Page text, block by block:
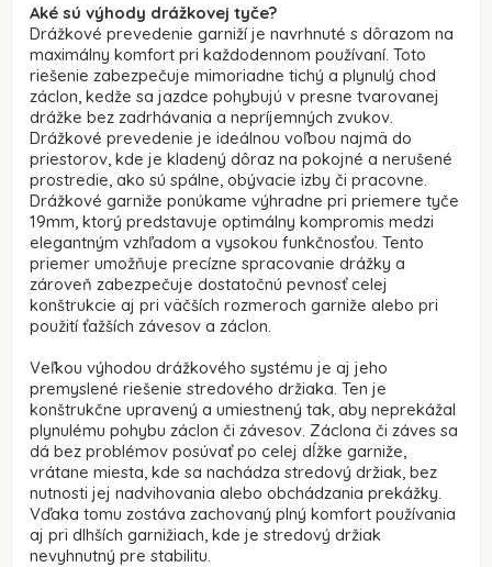
Aké sú výhody drážkovej tyče?
Drážkové prevedenie garniží je navrhnuté s dôrazom na
maximálny komfort pri každodennom používaní. Toto
riešenie zabezpečuje mimoriadne tichý a plynulý chod
záclon, kedže sa jazdce pohybujú v presne tvarovanej
drážke bez zadrhávania a nepríjemných zvukov.
Drážkové prevedenie je ideálnou voľbou najmä do
priestorov, kde je kladený dôraz na pokojné a nerušené
prostredie, ako sú spálne, obývacie izby či pracovne.
Drážkové garniže ponúkame výhradne pri priemere tyče
19mm, ktorý predstavuje optimálny kompromis medzi
elegantným vzhľadom a vysokou funkčnosťou. Tento
priemer umožňuje precízne spracovanie drážky a
zároveň zabezpečuje dostatočnú pevnosť celej
konštrukcie aj pri väčších rozmeroch garniže alebo pri
použití ťažších závesov a záclon.
Veľkou výhodou drážkového systému je aj jeho
premyslené riešenie stredového držiaka. Ten je
konštrukčne upravený a umiestnený tak, aby neprekážal
plynulému pohybu záclon či závesov. Záclona či záves sa
dá bez problémov posúvať po celej dĺžke garniže,
vrátane miesta, kde sa nachádza stredový držiak, bez
nutnosti jej nadvihovania alebo obchádzania prekážky.
Vďaka tomu zostáva zachovaný plný komfort používania
aj pri dlhších garnižiach, kde je stredový držiak
nevyhnutný pre stabilitu.